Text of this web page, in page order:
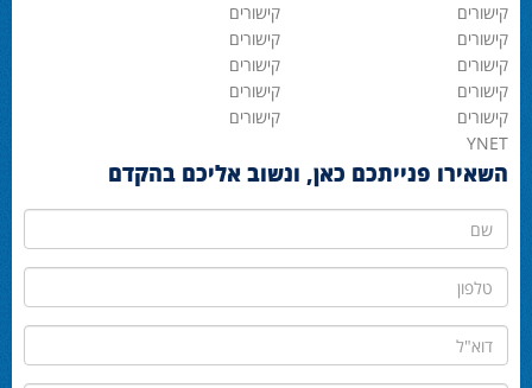
YNET
קישורים קישורים
קישורים קישורים
קישורים קישורים
קישורים קישורים
קישורים קישורים
השאירו פנייתכם כאן, ונשוב אליכם בהקדם
שם
טלפון
דוא"ל